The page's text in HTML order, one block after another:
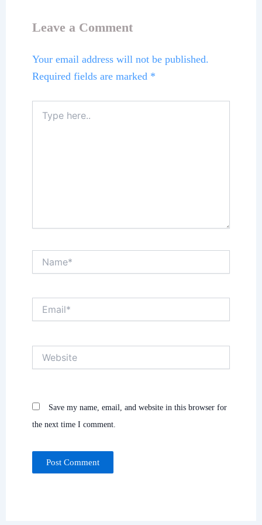
Leave a Comment
Your email address will not be published.
Required fields are marked *
here..
Save my name, email, and website in this browser for
the next time I comment.